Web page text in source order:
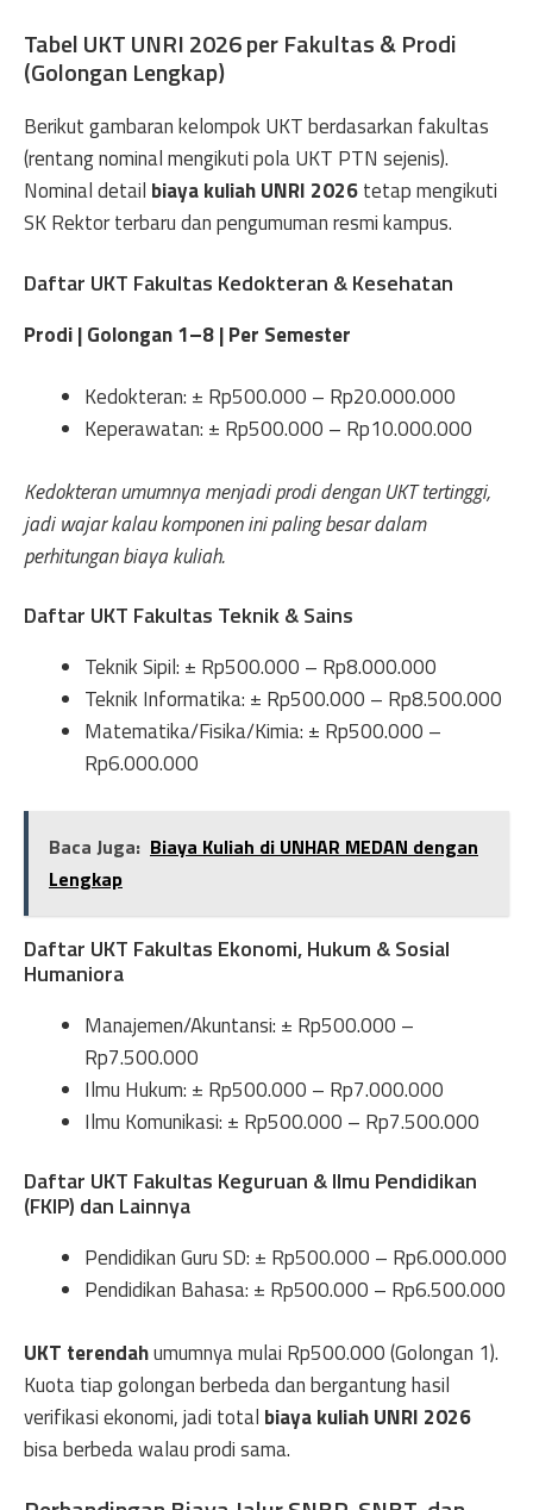
Tabel UKT UNRI 2026 per Fakultas & Prodi
(Golongan Lengkap)
Berikut gambaran kelompok UKT berdasarkan fakultas
(rentang nominal mengikuti pola UKT PTN sejenis).
Nominal detail biaya kuliah UNRI 2026tetap mengikuti
SK Rektor terbaru dan pengumuman resmi kampus.
Daftar UKT Fakultas Kedokteran & Kesehatan
Prodi | Golongan 1–8 | Per Semester
Kedokteran: ± Rp500.000 – Rp20.000.000
Keperawatan: ± Rp500.000 – Rp10.000.000
Kedokteran umumnya menjadi prodi dengan UKT tertinggi,
jadi wajar kalau komponen ini paling besar dalam
perhitungan biaya kuliah.
Daftar UKT Fakultas Teknik & Sains
Teknik Sipil: ± Rp500.000 – Rp8.000.000
Teknik Informatika: ± Rp500.000 – Rp8.500.000
Matematika/Fisika/Kimia: ± Rp500.000 –
Rp6.000.000
Baca Juga: Biaya Kuliah di UNHAR MEDAN dengan
Lengkap
Daftar UKT Fakultas Ekonomi, Hukum & Sosial
Humaniora
Manajemen/Akuntansi: ± Rp500.000 –
Rp7.500.000
Ilmu Hukum: ± Rp500.000 – Rp7.000.000
Ilmu Komunikasi: ± Rp500.000 – Rp7.500.000
Daftar UKT Fakultas Keguruan & Ilmu Pendidikan
(FKIP) dan Lainnya
Pendidikan Guru SD: ± Rp500.000 – Rp6.000.000
Pendidikan Bahasa: ± Rp500.000 – Rp6.500.000
UKT terendahumumnya mulai Rp500.000 (Golongan 1).
Kuota tiap golongan berbeda dan bergantung hasil
verifikasi ekonomi, jadi total biaya kuliah UNRI 2026
bisa berbeda walau prodi sama.